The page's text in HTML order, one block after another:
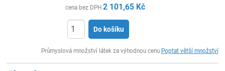
cena bez DPH 2 101,65 Kč
Do košíku
Průmyslová množství látek za výhodnou cenu Poptat větší množství